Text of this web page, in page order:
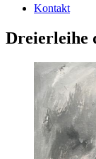
Kontakt
Dreierleihe